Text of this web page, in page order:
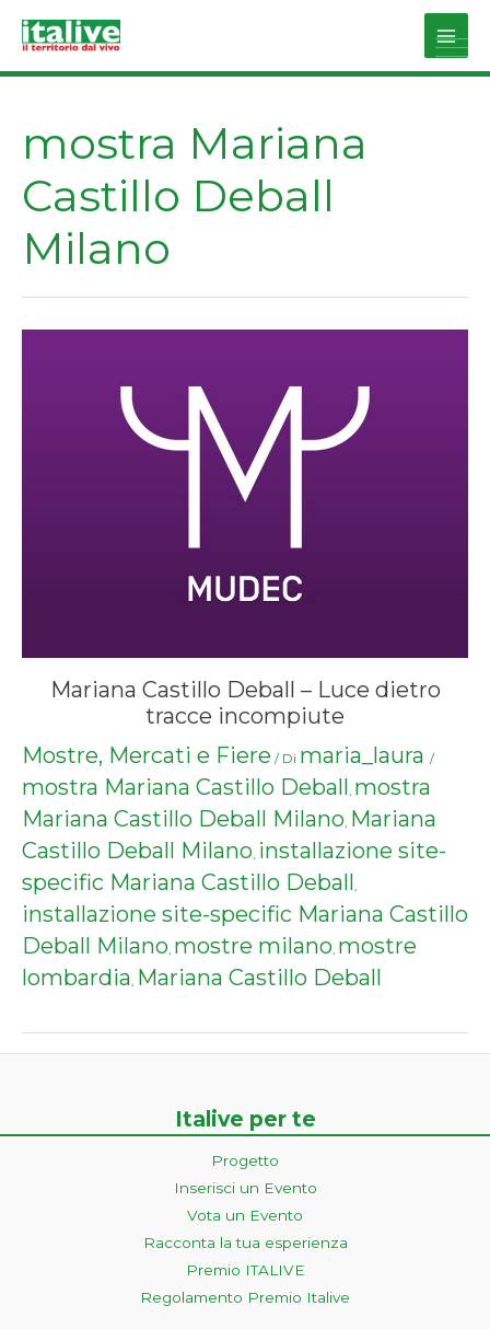
Main
mostra Mariana
Castillo Deball
Milano
Mariana Castillo Deball – Luce dietro
tracce incompiute
Mostre, Mercati e Fiere / Di maria_laura /
mostra Mariana Castillo Deball , mostra
Mariana Castillo Deball Milano, Mariana
Castillo Deball Milano, installazione site-
specific Mariana Castillo Deball
,
installazione site-specific Mariana Castillo
Deball Milano, mostre milano, mostre
lombardia, Mariana Castillo Deball
Italive per te
Progetto
Inserisci un Evento
Vota un Evento
Racconta la tua esperienza
Premio ITALIVE
Regolamento Premio Italive